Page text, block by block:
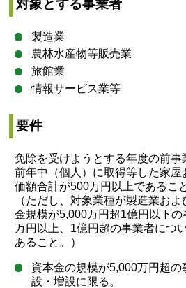
対象とする事業者
製造業
農林水産物等販売業
旅館業
情報サービス業等
要件
免除を受けようとする年度の前
前年中（個人）に取得等した家
価額合計が500万円以上であるこ
（ただし、対象業種が製造業お
金規模が5,000万円超1億円以下
万円以上、1億円超の事業者につ
あること。）
資本金の規模が5,000万円超
設・増設に限る。